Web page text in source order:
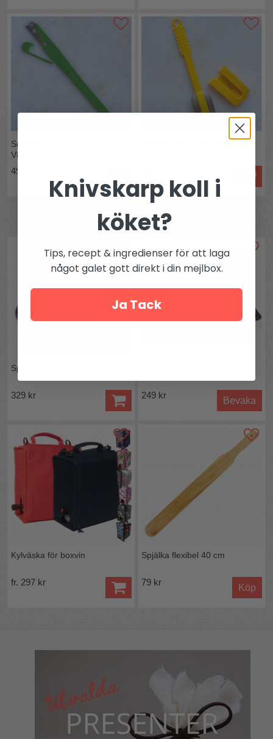
Snittkniv GRIGNETTE®
VERTE
49 kr
Andra köpte även
Springformset 20-24-26cm
329 kr 249 kr
Bevaka
Kylväska för boxvin
fr. 297 kr
Spjälka flexibel 40 cm
79 kr
Köp
Knivskarp koll i
köket?
Tips, recept & ingredienser för att laga
något galet gott direkt i din mejlbox.
Ja Tack